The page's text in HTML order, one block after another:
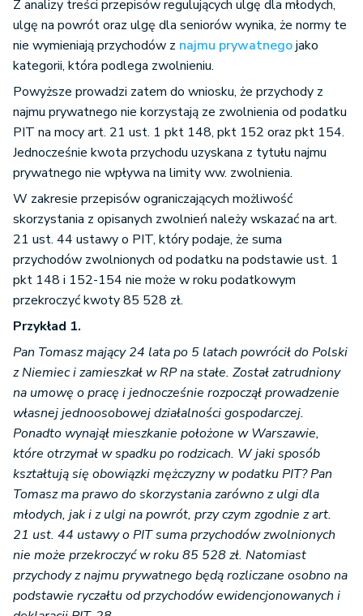
Z analizy treści przepisów regulujących ulgę dla młodych,
ulgę na powrót oraz ulgę dla seniorów wynika, że normy te
nie wymieniają przychodów z najmu prywatnegojako
kategorii, która podlega zwolnieniu.
Powyższe prowadzi zatem do wniosku, że przychody z
najmu prywatnego nie korzystają ze zwolnienia od podatku
PIT na mocy art. 21 ust. 1 pkt 148, pkt 152 oraz pkt 154.
Jednocześnie kwota przychodu uzyskana z tytułu najmu
prywatnego nie wpływa na limity ww. zwolnienia.
W zakresie przepisów ograniczających możliwość
skorzystania z opisanych zwolnień należy wskazać na art.
21 ust. 44 ustawy o PIT, który podaje, że suma
przychodów zwolnionych od podatku na podstawie ust. 1
pkt 148 i 152-154 nie może w roku podatkowym
przekroczyć kwoty 85 528 zł.
Przykład 1.
Pan Tomasz mający 24 lata po 5 latach powrócił do Polski
z Niemiec i zamieszkał w RP na stałe. Został zatrudniony
na umowę o pracę i jednocześnie rozpoczął prowadzenie
własnej jednoosobowej działalności gospodarczej.
Ponadto wynajął mieszkanie położone w Warszawie,
które otrzymał w spadku po rodzicach. W jaki sposób
kształtują się obowiązki mężczyzny w podatku PIT? Pan
Tomasz ma prawo do skorzystania zarówno z ulgi dla
młodych, jak i z ulgi na powrót, przy czym zgodnie z art.
21 ust. 44 ustawy o PIT suma przychodów zwolnionych
nie może przekroczyć w roku 85 528 zł. Natomiast
przychody z najmu prywatnego będą rozliczane osobno na
podstawie ryczałtu od przychodów ewidencjonowanych i